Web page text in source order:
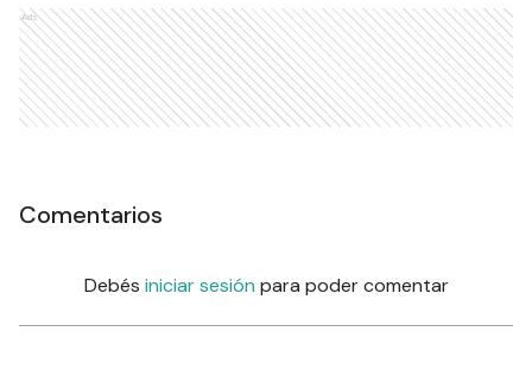
Ads
Comentarios
Debés iniciar sesión para poder comentar